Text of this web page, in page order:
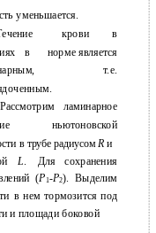
уменьшается.
крови
в
в
норме является
т.е.
Рассмотрим
ламинарное
ньютоновской
в трубе радиусомRи
L. Для
сохранения
(P1-P2). Выделим
в нем тормозится под
и площади боковой